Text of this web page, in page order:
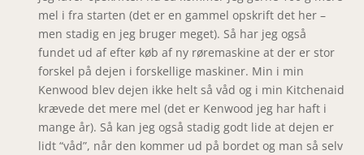
mel i fra starten (det er en gammel opskrift det her –
men stadig en jeg bruger meget). Så har jeg også
fundet ud af efter køb af ny røremaskine at der er stor
forskel på dejen i forskellige maskiner. Min i min
Kenwood blev dejen ikke helt så våd og i min Kitchenaid
krævede det mere mel (det er Kenwood jeg har haft i
mange år). Så kan jeg også stadig godt lide at dejen er
lidt “våd”, når den kommer ud på bordet og man så selv